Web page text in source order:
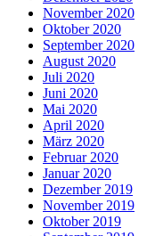
November 2020
Oktober 2020
September 2020
August 2020
Juli 2020
Juni 2020
Mai 2020
April 2020
März 2020
Februar 2020
Januar 2020
Dezember 2019
November 2019
Oktober 2019